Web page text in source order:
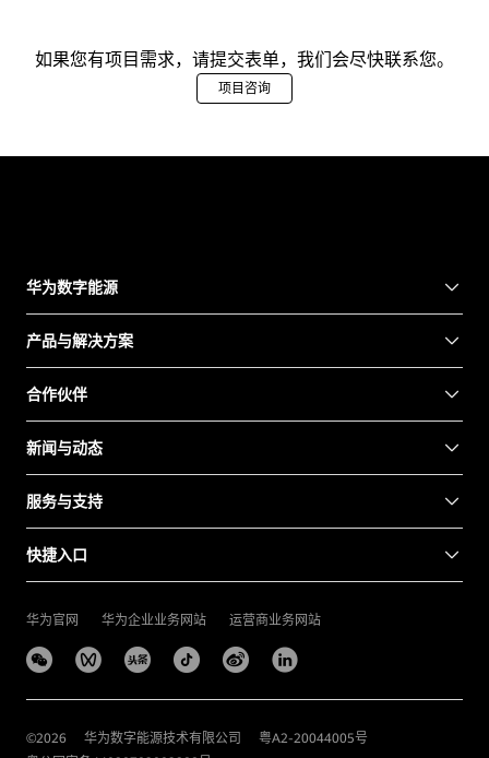
如果您有项目需求，请提交表单，我们会尽快联系您。
项目咨询
华为数字能源
产品与解决方案
合作伙伴
新闻与动态
服务与支持
快捷入口
华为官网 华为企业业务网站 运营商业务网站
©2026 华为数字能源技术有限公司
粤A2-20044005号